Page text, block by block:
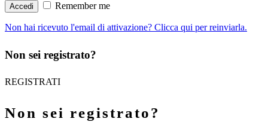
Remember me
Non hai ricevuto l'email di attivazione? Clicca qui per reinviarla.
Non sei registrato?
REGISTRATI
Non sei registrato?